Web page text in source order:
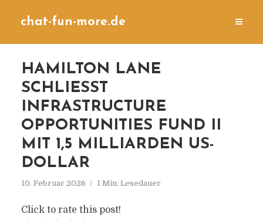
chat-fun-more.de
HAMILTON LANE
SCHLIESST I
NFRASTRUCTURE O
PPORTUNITIES FUND II M
IT 1,5 MILLIARDEN US-D
OLLAR
10. Februar 2026 1 Min. Lesedauer
Click to rate this post!